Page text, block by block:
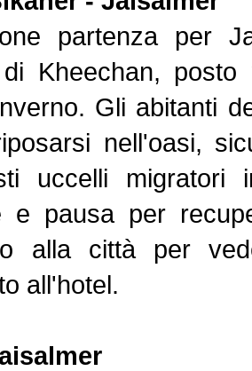
partenza per
di Kheechan,
Gli abitanti
nell'oasi,
uccelli migratori
e pausa per
alla città per
all'hotel.